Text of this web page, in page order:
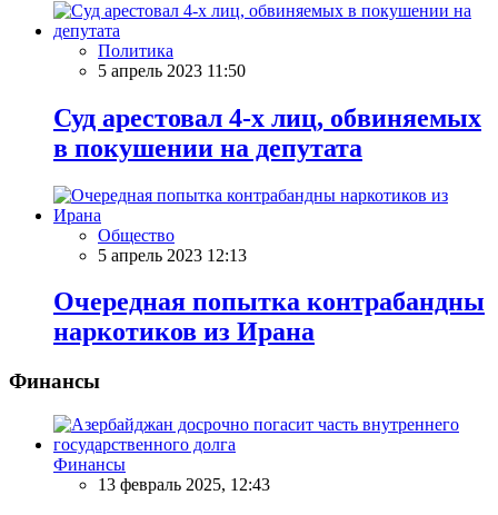
Политика
5 апрель 2023 11:50
Суд арестовал 4-х лиц, обвиняемых
в покушении на депутата
Общество
5 апрель 2023 12:13
Очередная попытка контрабандны
наркотиков из Ирана
Финансы
Финансы
13 февраль 2025, 12:43